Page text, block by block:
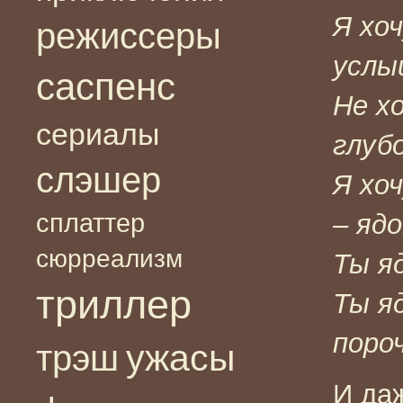
режиссеры
саспенс
сериалы
слэшер
сплаттер
сюрреализм
триллер
трэш ужасы
Я
Не
Я
–
Ты
Ты
И